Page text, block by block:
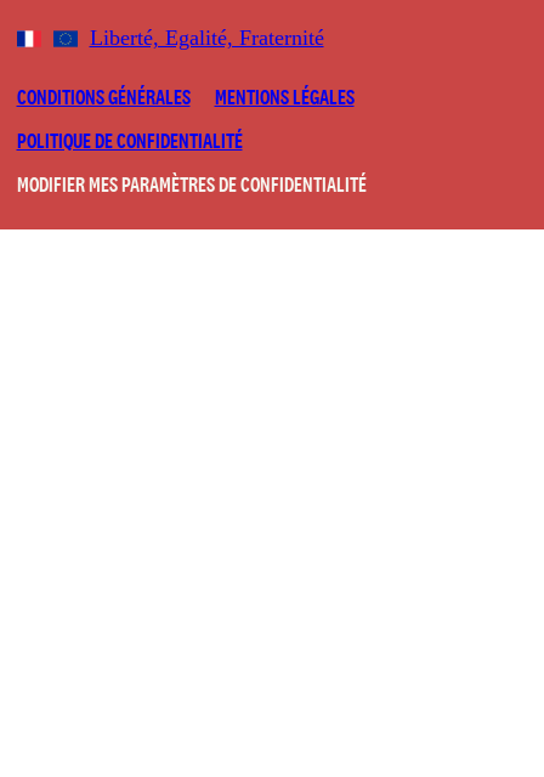
Liberté, Egalité, Fraternité
CONDITIONS GÉNÉRALES
MENTIONS LÉGALES
POLITIQUE DE CONFIDENTIALITÉ
MODIFIER MES PARAMÈTRES DE CONFIDENTIALITÉ